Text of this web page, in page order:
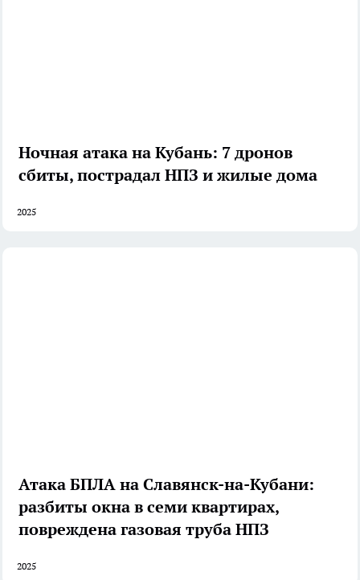
Ночная атака на Кубань: 7 дронов
сбиты, пострадал НПЗ и жилые дома
2025
Атака БПЛА на Славянск-на-Кубани:
разбиты окна в семи квартирах,
повреждена газовая труба НПЗ
2025